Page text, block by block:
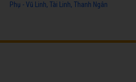
Phụ - Vũ Linh, Tài Linh, Thanh Ngân